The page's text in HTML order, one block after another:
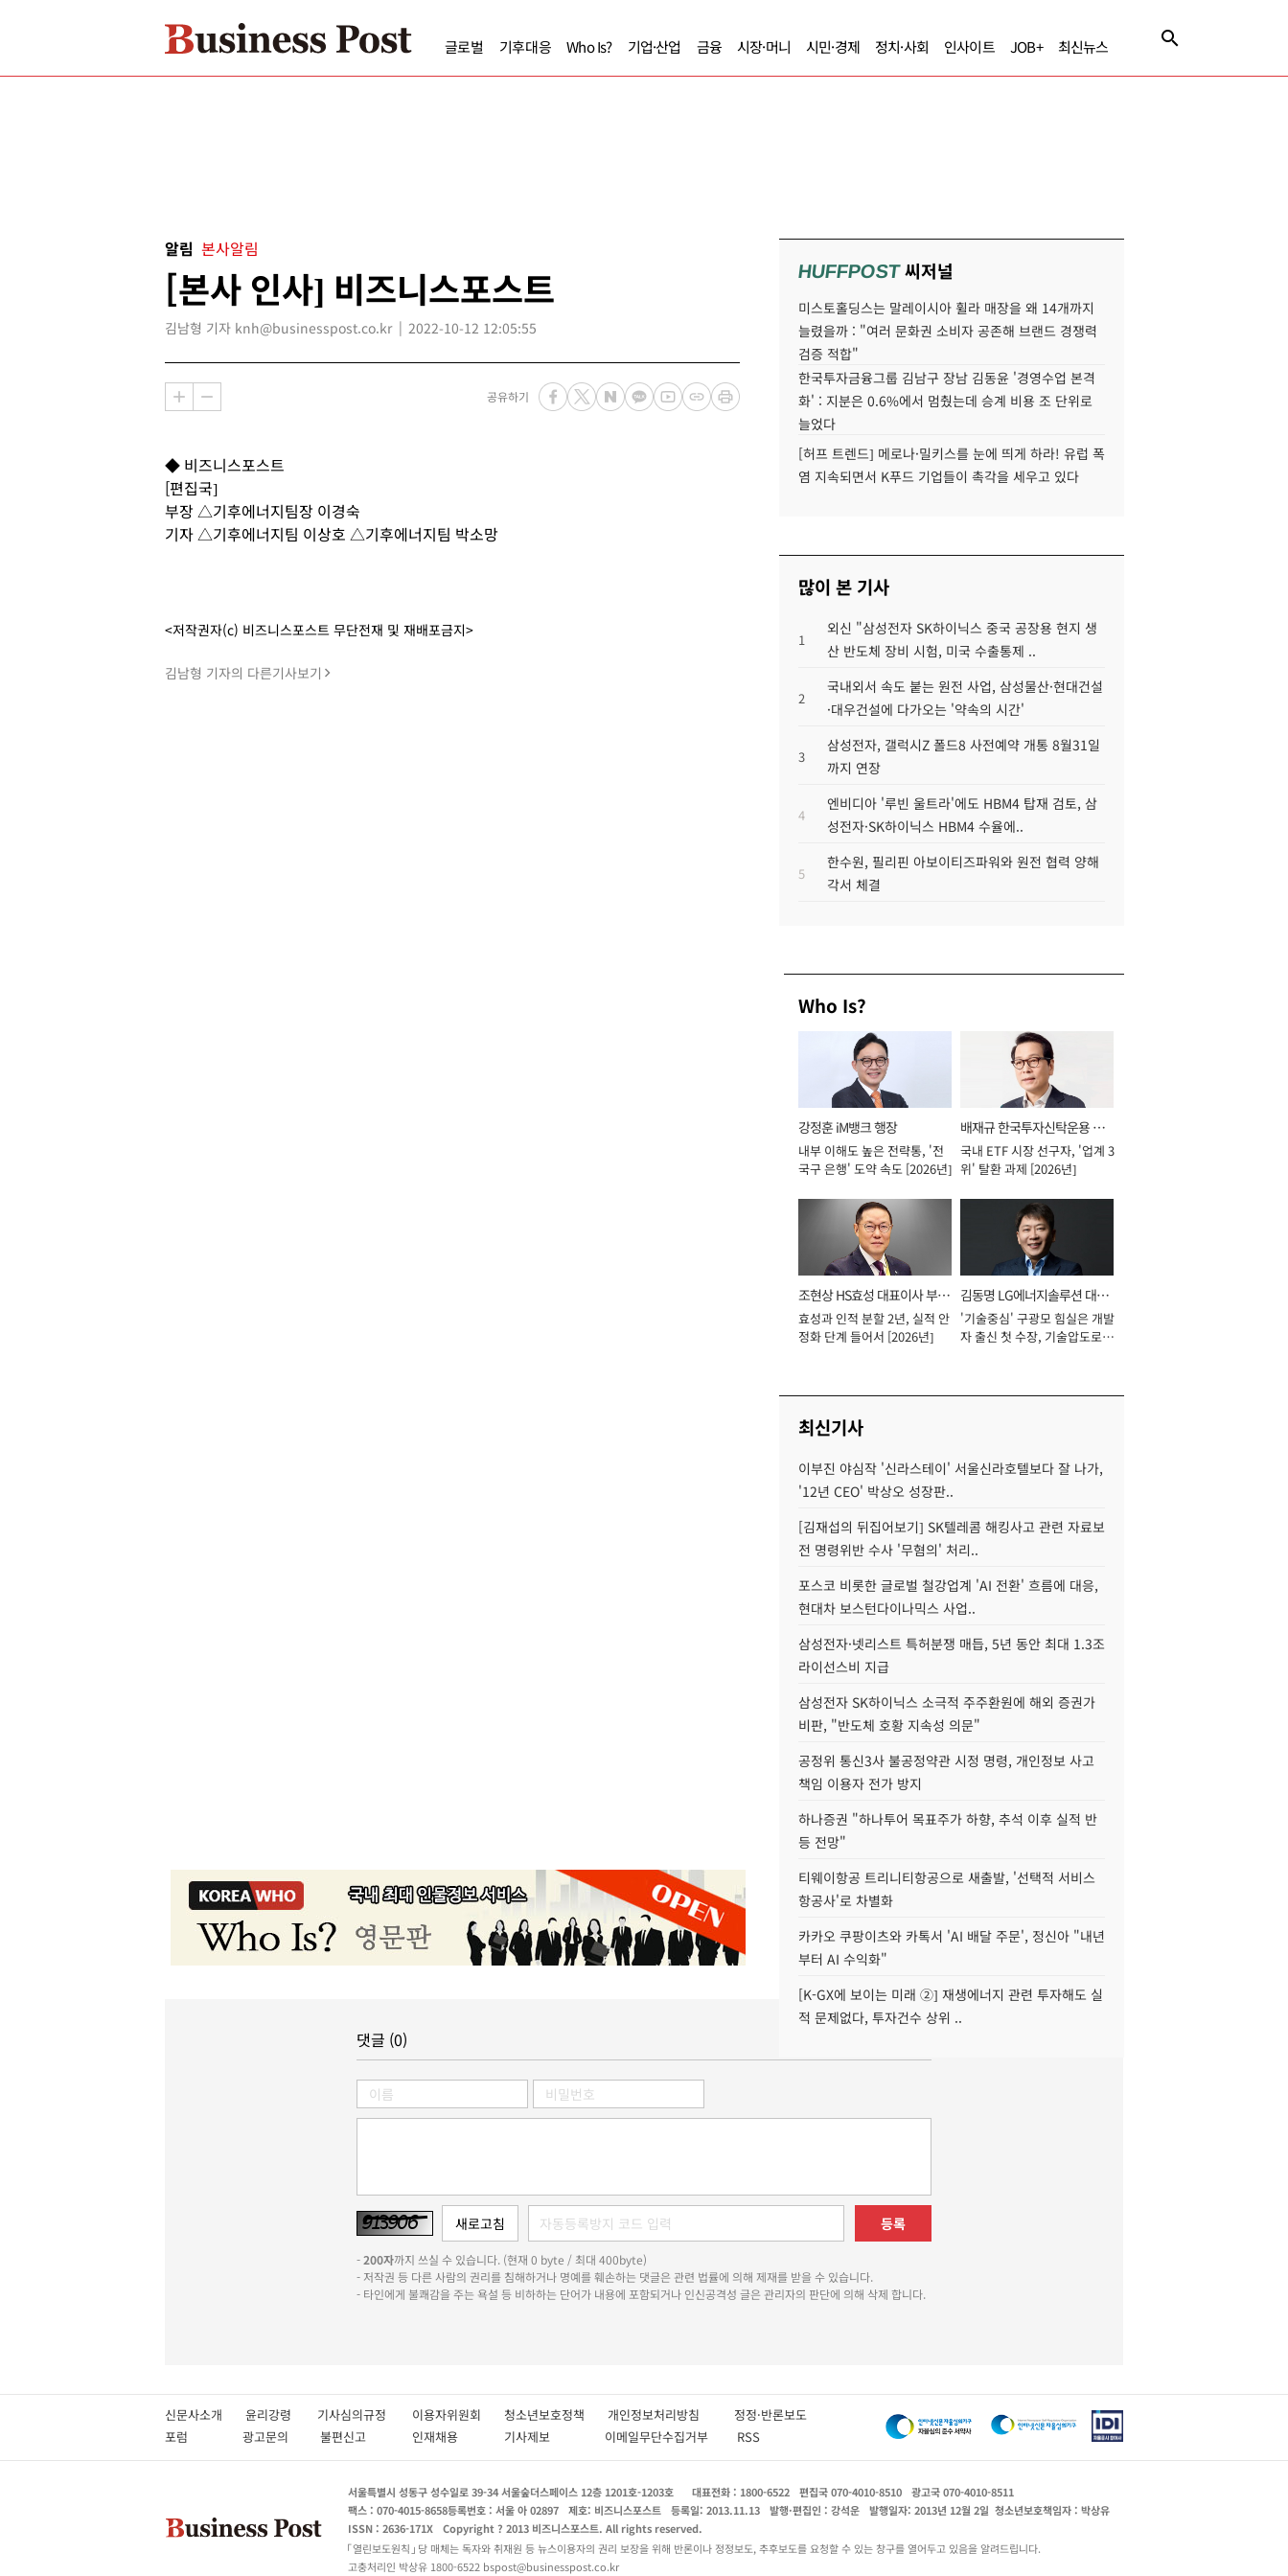
글로벌 기후대응 Who Is? 기업·산업 금융 시장·머니 시민·경제 정치·사회 인사이트 JOB+ 최신뉴스
알림 본사알림
[본사 인사] 비즈니스포스트
김남형 기자 knh@businesspost.co.kr 2022-10-12 12:05:55
공유하기
◆ 비즈니스포스트
[편집국]
부장 △기후에너지팀장 이경숙
기자 △기후에너지팀 이상호 △기후에너지팀 박소망
<저작권자(c) 비즈니스포스트 무단전재 및 재배포금지>
김남형 기자의 다른기사보기
HUFFPOST씨저널
미스토홀딩스는 말레이시아 휠라 매장을 왜 14개까지
늘렸을까 : "여러 문화권 소비자 공존해 브랜드 경쟁력
검증 적합"
한국투자금융그룹 김남구 장남 김동윤 '경영수업 본격
화' : 지분은 0.6%에서 멈췄는데 승계 비용 조 단위로
늘었다
[허프 트렌드] 메로나·밀키스를 눈에 띄게 하라! 유럽 폭
염 지속되면서 K푸드 기업들이 촉각을 세우고 있다
많이 본 기사
1
외신 "삼성전자 SK하이닉스 중국 공장용 현지 생
산 반도체 장비 시험, 미국 수출통제 ..
2
국내외서 속도 붙는 원전 사업, 삼성물산·현대건설
·대우건설에 다가오는 '약속의 시간'
3
삼성전자, 갤럭시Z 폴드8 사전예약 개통 8월31일
까지 연장
4
엔비디아 '루빈 울트라'에도 HBM4 탑재 검토, 삼
성전자·SK하이닉스 HBM4 수율에..
5
한수원, 필리핀 아보이티즈파워와 원전 협력 양해
각서 체결
Who Is?
강정훈 iM뱅크 행장
내부 이해도 높은 전략통, '전
국구 은행' 도약 속도 [2026년]
배재규 한국투자신탁운용 대
표이사 사장
국내 ETF 시장 선구자, '업계 3
위' 탈환 과제 [2026년]
조현상 HS효성 대표이사 부회
장
효성과 인적 분할 2년, 실적 안
정화 단계 들어서 [2026년]
김동명 LG에너지솔루션 대표
이사 사장
'기술중심' 구광모 힘실은 개발
자 출신 첫 수장, 기술압도로
최신기사
이부진 야심작 '신라스테이' 서울신라호텔보다 잘 나가,
'12년 CEO' 박상오 성장판..
[김재섭의 뒤집어보기] SK텔레콤 해킹사고 관련 자료보
전 명령위반 수사 '무혐의' 처리..
포스코 비롯한 글로벌 철강업계 'AI 전환' 흐름에 대응,
현대차 보스턴다이나믹스 사업..
삼성전자·넷리스트 특허분쟁 매듭, 5년 동안 최대 1.3조
라이선스비 지급
삼성전자 SK하이닉스 소극적 주주환원에 해외 증권가
비판, "반도체 호황 지속성 의문"
공정위 통신3사 불공정약관 시정 명령, 개인정보 사고
책임 이용자 전가 방지
하나증권 "하나투어 목표주가 하향, 추석 이후 실적 반
등 전망"
티웨이항공 트리니티항공으로 새출발, '선택적 서비스
항공사'로 차별화
카카오 쿠팡이츠와 카톡서 'AI 배달 주문', 정신아 "내년
부터 AI 수익화"
[K-GX에 보이는 미래 ②] 재생에너지 관련 투자해도 실
적 문제없다, 투자건수 상위 ..
댓글 (0)
등록
-200자까지 쓰실 수 있습니다. (현재 0 byte / 최대 400byte)
- 저작권 등 다른 사람의 권리를 침해하거나 명예를 훼손하는 댓글은 관련 법률에 의해 제재를 받을 수 있습니다.
- 타인에게 불쾌감을 주는 욕설 등 비하하는 단어가 내용에 포함되거나 인신공격성 글은 관리자의 판단에 의해 삭제 합니다.
신문사소개 윤리강령 기사심의규정 이용자위원회 청소년보호정책 개인정보처리방침 정정·반론보도
포럼
광고문의 불편신고 인재채용 기사제보 이메일무단수집거부 RSS
서울특별시 성동구 성수일로 39-34 서울숲더스페이스 12층 1201호-1203호 대표전화 : 1800-6522 편집국 070-4010-8510
광고국 070-4010-8511
팩스 : 070-4015-8658등록번호 : 서울 아 02897 제호: 비즈니스포스트 등록일: 2013.11.13 발행·편집인 : 강석운 발행일자: 2013년 12월 2일 청소년보호책임자 : 박상유
ISSN : 2636-171X
Copyright ? 2013 비즈니스포스트. All rights reserved.
열린보도원칙
당 매체는 독자와 취재원 등 뉴스이용자의 권리 보장을 위해 반론이나 정정보도, 추후보도를 요청할 수 있는 창구를 열어두고 있음을 알려드립니다.
고충처리인 박상유 1800-6522 bspost@businesspost.co.kr